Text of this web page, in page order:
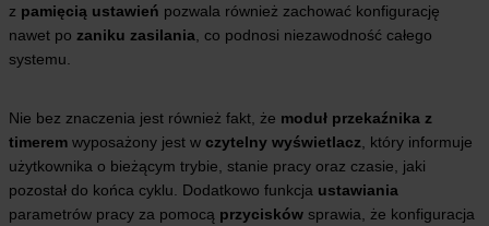
z pamięcią ustawień pozwala również zachować konfigurację
nawet po zaniku zasilania , co podnosi niezawodność całego
systemu.
Nie bez znaczenia jest również fakt, że moduł przekaźnika z
timerem wyposażony jest w czytelny wyświetlacz , który informuje
użytkownika o bieżącym trybie, stanie pracy oraz czasie, jaki
pozostał do końca cyklu. Dodatkowo funkcja ustawiania
parametrów pracy za pomocą przycisków sprawia, że konfiguracja